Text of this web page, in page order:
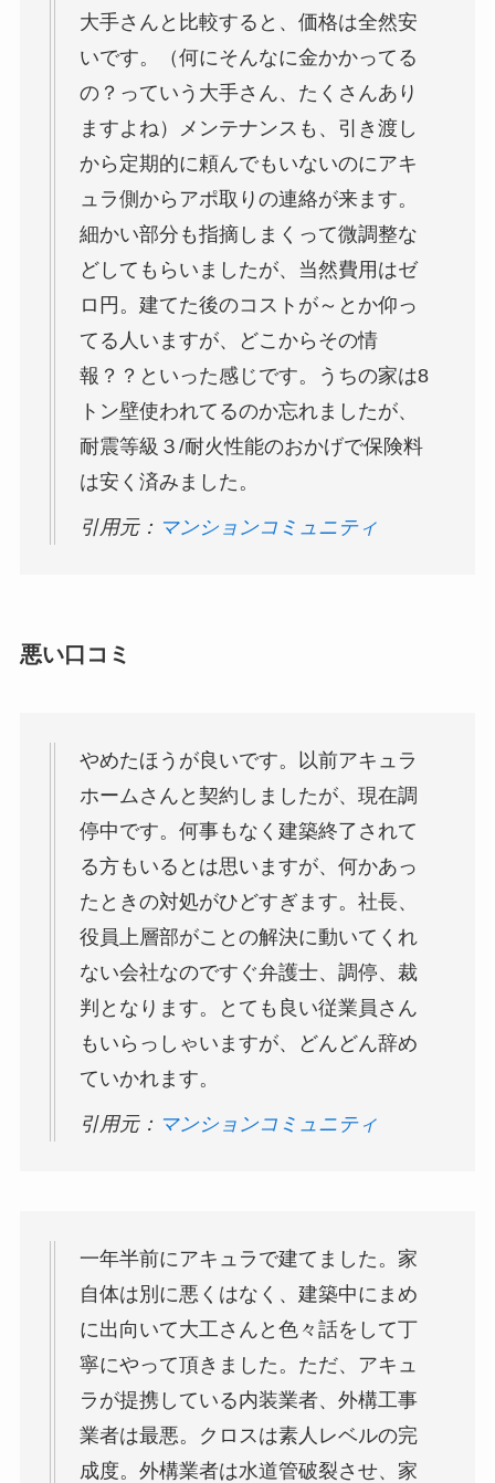
大手さんと比較すると、価格は全然安
いです。（何にそんなに金かかってる
の？っていう大手さん、たくさんあり
ますよね）メンテナンスも、引き渡し
から定期的に頼んでもいないのにアキ
ュラ側からアポ取りの連絡が来ます。
細かい部分も指摘しまくって微調整な
どしてもらいましたが、当然費用はゼ
ロ円。建てた後のコストが～とか仰っ
てる人いますが、どこからその情
報？？といった感じです。うちの家は8
トン壁使われてるのか忘れましたが、
耐震等級３/耐火性能のおかげで保険料
は安く済みました。
引用元： マンションコミュニティ
悪い口コミ
やめたほうが良いです。以前アキュラ
ホームさんと契約しましたが、現在調
停中です。何事もなく建築終了されて
る方もいるとは思いますが、何かあっ
たときの対処がひどすぎます。社長、
役員上層部がことの解決に動いてくれ
ない会社なのですぐ弁護士、調停、裁
判となります。とても良い従業員さん
もいらっしゃいますが、どんどん辞め
ていかれます。
引用元： マンションコミュニティ
一年半前にアキュラで建てました。家
自体は別に悪くはなく、建築中にまめ
に出向いて大工さんと色々話をして丁
寧にやって頂きました。ただ、アキュ
ラが提携している内装業者、外構工事
業者は最悪。クロスは素人レベルの完
成度。外構業者は水道管破裂させ、家